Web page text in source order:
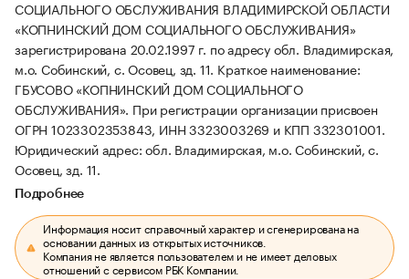
СОЦИАЛЬНОГО ОБСЛУЖИВАНИЯ ВЛАДИМИРСКОЙ ОБЛАСТИ
«КОПНИНСКИЙ ДОМ СОЦИАЛЬНОГО ОБСЛУЖИВАНИЯ»
зарегистрирована 20.02.1997 г. по адресу обл. Владимирская,
м.о. Собинский, с. Осовец, зд. 11. Краткое наименование:
ГБУСОВО «КОПНИНСКИЙ ДОМ СОЦИАЛЬНОГО
ОБСЛУЖИВАНИЯ». При регистрации организации присвоен
ОГРН 1023302353843, ИНН 3323003269 и КПП 332301001.
Юридический адрес: обл. Владимирская, м.о. Собинский, с.
Осовец, зд. 11.
Подробнее
Информация носит справочный характер и сгенерирована на
основании данных из открытых источников.
Компания не является пользователем и не имеет деловых
отношений с сервисом РБК Компании.